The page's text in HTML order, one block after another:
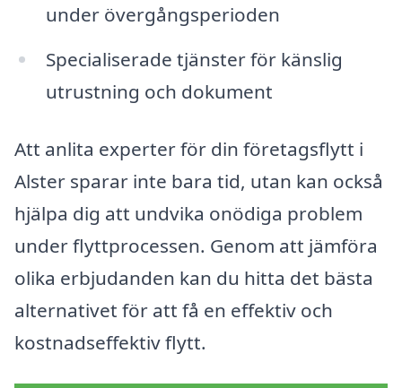
under övergångsperioden
Specialiserade tjänster för känslig
utrustning och dokument
Att anlita experter för din företagsflytt i
Alster sparar inte bara tid, utan kan också
hjälpa dig att undvika onödiga problem
under flyttprocessen. Genom att jämföra
olika erbjudanden kan du hitta det bästa
alternativet för att få en effektiv och
kostnadseffektiv flytt.